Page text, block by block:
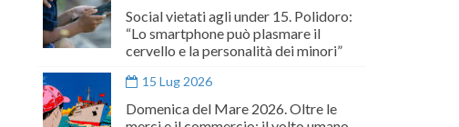
Social vietati agli under 15. Polidoro:
“Lo smartphone può plasmare il
cervello e la personalità dei minori”
15 Lug 2026
Domenica del Mare 2026. Oltre le